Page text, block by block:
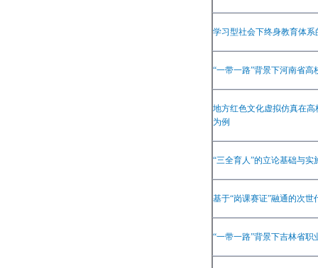
学习型社会下终身教育体系
“一带一路”背景下河南省高
地方红色文化虚拟仿真在
为例
“三全育人”的立论基础与实
基于“岗课赛证”融通的次世
“一带一路”背景下吉林省职